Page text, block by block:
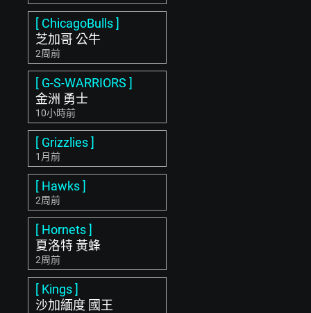
[ ChicagoBulls ]
芝加哥 公牛
2周前
[ G-S-WARRIORS ]
金洲 勇士
10小時前
[ Grizzlies ]
1月前
[ Hawks ]
2周前
[ Hornets ]
夏洛特 黃蜂
2周前
[ Kings ]
沙加緬度 國王